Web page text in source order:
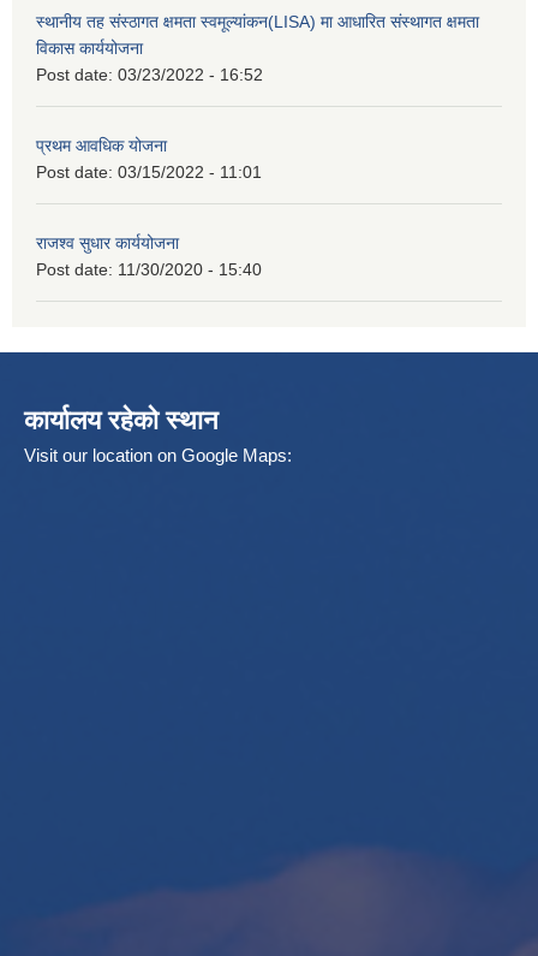
स्थानीय तह संस्ठागत क्षमता स्वमूल्यांकन(LISA) मा आधारित संस्थागत क्षमता
विकास कार्ययोजना
Post date: 03/23/2022 - 16:52
प्रथम आवधिक योजना
Post date: 03/15/2022 - 11:01
राजश्व सुधार कार्ययोजना
Post date: 11/30/2020 - 15:40
कार्यालय रहेको स्थान
Visit our location on Google Maps: